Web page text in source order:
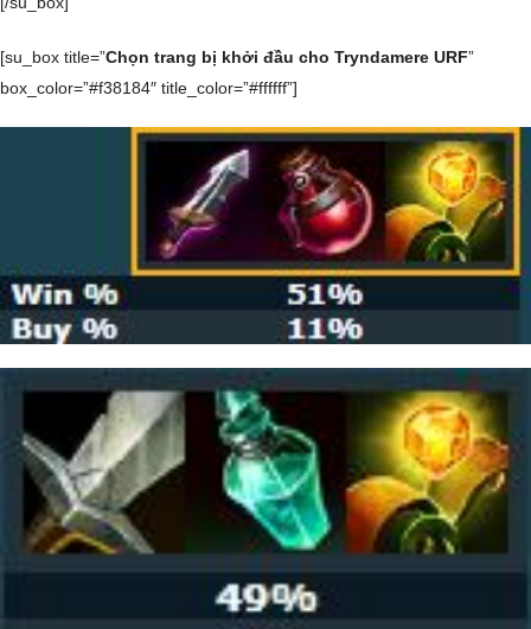
[su_box title=”Chọn trang bị khởi đầu cho Tryndamere URF”
box_color=”#f38184″ title_color=”#ffffff”]